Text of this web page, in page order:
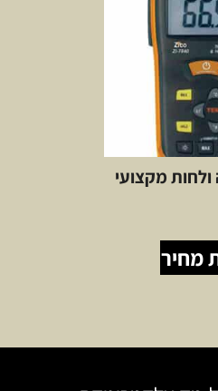
מקצועי
מחיר